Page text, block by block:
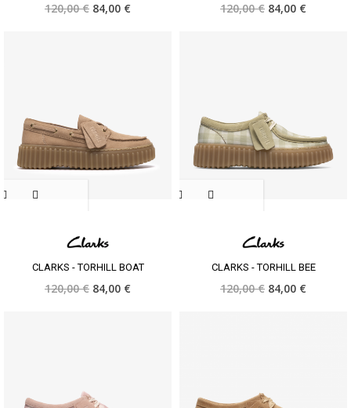
120,00 € 84,00 € 120,00 € 84,00 €
CLARKS - TORHILL BOAT
120,00 € 84,00 €
CLARKS - TORHILL BEE
120,00 € 84,00 €